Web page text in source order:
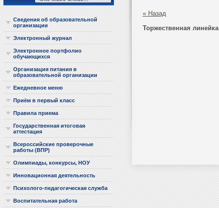
Сведения об образовательной
организации
Электронный журнал
Электронное портфолио
обучающихся
Организация питания в
образовательной организации
Ежедневное меню
Приём в первый класс
Правила приема
Государственная итоговая
аттестация
Всероссийские проверочные
работы (ВПР)
Олимпиады, конкурсы, НОУ
Инновационная деятельность
Психолого-педагогическая служба
Воспитательная работа
« Назад
Торжественная